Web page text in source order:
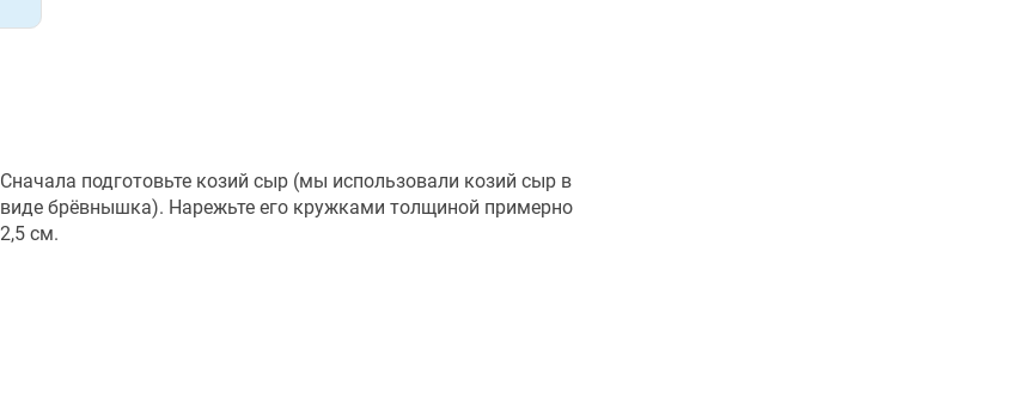
Сначала подготовьте козий сыр (мы использовали козий сыр в
виде брёвнышка). Нарежьте его кружками толщиной примерно
2,5 см.